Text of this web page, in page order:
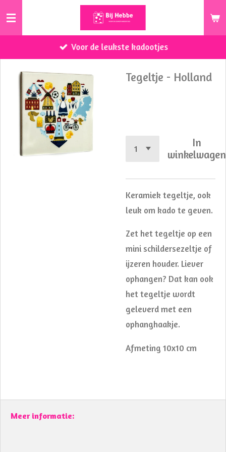
Ga
de
hoofdinhoud
Voor de leukste kadootjes
Tegeltje - Holland
In
winkelwagen
Keramiek tegeltje, ook
leuk om kado te geven.
Zet het tegeltje op een
mini schildersezeltje of
ijzeren houder. Liever
ophangen? Dat kan ook
het tegeltje wordt
geleverd met een
ophanghaakje.
Afmeting 10x10 cm
Meer informatie: